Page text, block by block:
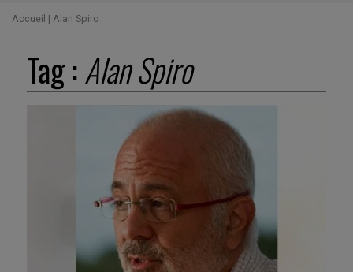
Accueil | Alan Spiro
Tag :Alan Spiro